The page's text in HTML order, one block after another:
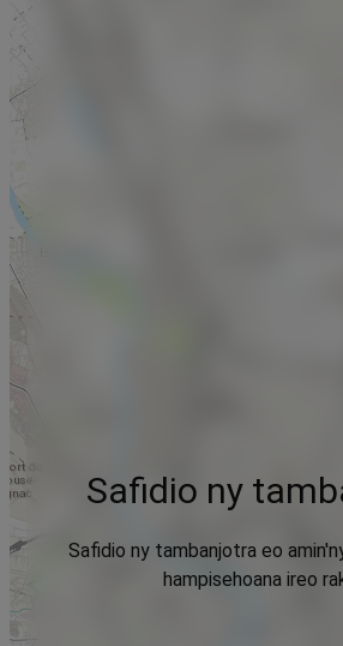
Safidio ny
Safidio ny tambanjotra eo
hampisehoana ireo